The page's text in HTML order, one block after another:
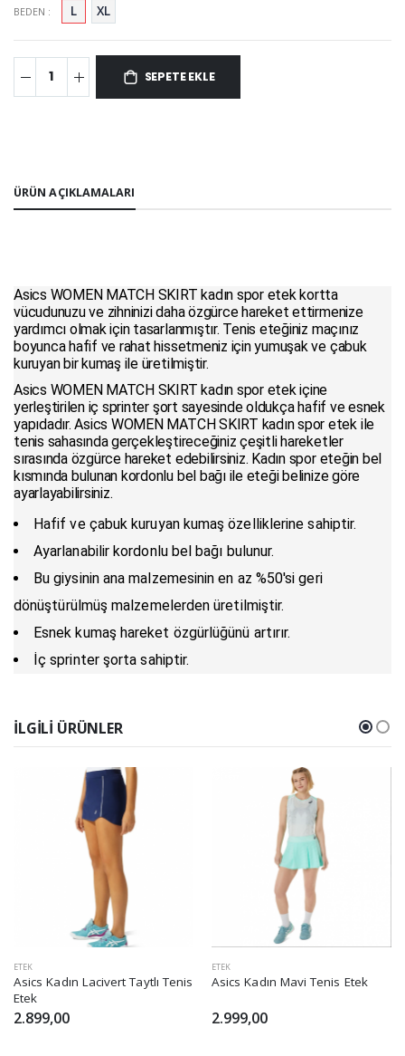
BEDEN : L XL
SEPETE EKLE
ÜRÜN AÇIKLAMALARI
Asics WOMEN MATCH SKIRT kadın spor etek kortta
vücudunuzu ve zihninizi daha özgürce hareket ettirmenize
yardımcı olmak için tasarlanmıştır. Tenis eteğiniz maçınız
boyunca hafif ve rahat hissetmeniz için yumuşak ve çabuk
kuruyan bir kumaş ile üretilmiştir.
Asics WOMEN MATCH SKIRT kadın spor etek içine
yerleştirilen iç sprinter şort sayesinde oldukça hafif ve esnek
yapıdadır. Asics WOMEN MATCH SKIRT kadın spor etek ile
tenis sahasında gerçekleştireceğiniz çeşitli hareketler
sırasında özgürce hareket edebilirsiniz. Kadın spor eteğin bel
kısmında bulunan kordonlu bel bağı ile eteği belinize göre
ayarlayabilirsiniz.
Hafif ve çabuk kuruyan kumaş özelliklerine sahiptir.
Ayarlanabilir kordonlu bel bağı bulunur.
Bu giysinin ana malzemesinin en az %50'si geri
dönüştürülmüş malzemelerden üretilmiştir.
Esnek kumaş hareket özgürlüğünü artırır.
İç sprinter şorta sahiptir.
İLGILI ÜRÜNLER
ETEK
Asics Kadın Lacivert Taytlı Tenis
Etek
2.899,00
ETEK
Asics Kadın Mavi Tenis Etek
2.999,00